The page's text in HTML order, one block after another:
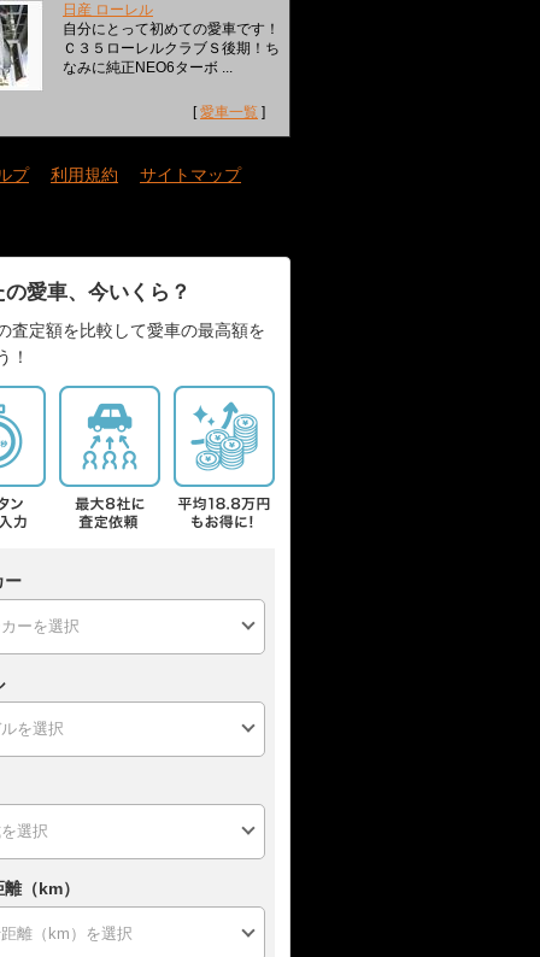
日産 ローレル
自分にとって初めての愛車です！
Ｃ３５ローレルクラブＳ後期！ち
なみに純正NEO6ターボ ...
[愛車一覧 ]
プ｜ 利用規約 サイトマップ
の愛車、今いくら？
査定額を比較して愛車の最高額を
！
ー
（km）